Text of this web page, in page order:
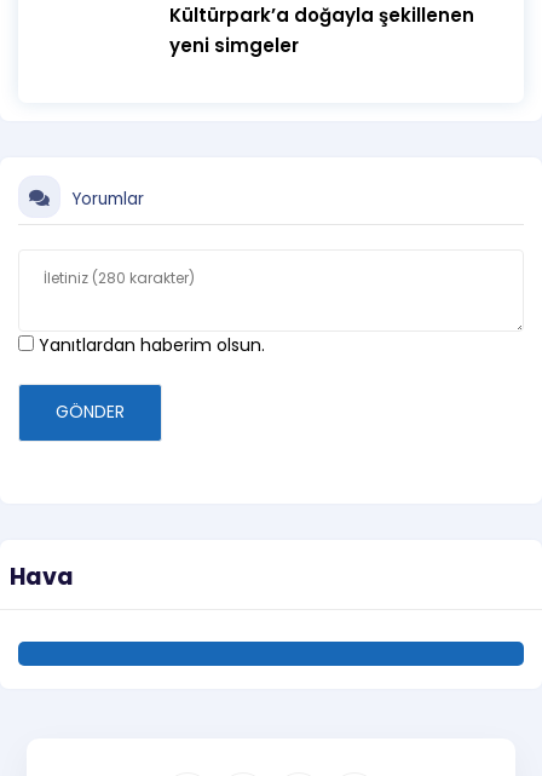
Kültürpark’a doğayla şekillenen
yeni simgeler
Yorumlar
Yanıtlardan haberim olsun.
GÖNDER
Hava